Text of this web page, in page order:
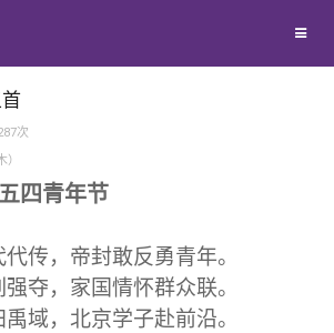
西南联大校友会
义工计划
新媒体平台
青春风采
校友视界
次
四青年节
传，帝封敢反勇青年。
夺，家国情怀群众联。
域，北京学子赴前沿。